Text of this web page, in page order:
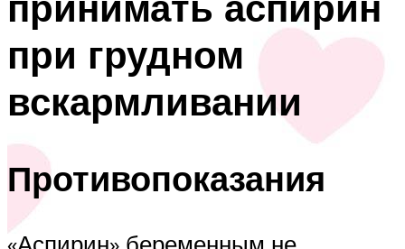
при грудном
вскармливании
Противопоказания